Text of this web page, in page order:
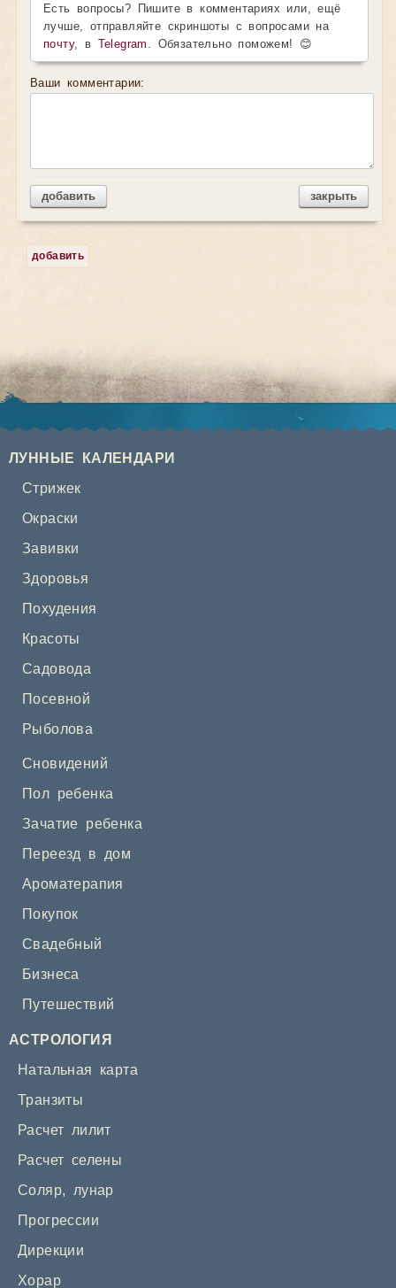
Есть вопросы? Пишите в комментариях или, ещё
лучше, отправляйте скриншоты с вопросами на
почту, в Telegram . Обязательно поможем! 😊
Ваши комментарии:
добавить закрыть
добавить
ЛУННЫЕ КАЛЕНДАРИ
Стрижек
Окраски
Завивки
Здоровья
Похудения
Красоты
Садовода
Посевной
Рыболова
Сновидений
Пол ребенка
Зачатие ребенка
Переезд в дом
Ароматерапия
Покупок
Свадебный
Бизнеса
Путешествий
АСТРОЛОГИЯ
Натальная карта
Транзиты
Расчет лилит
Расчет селены
Соляр, лунар
Прогрессии
Дирекции
Хорар